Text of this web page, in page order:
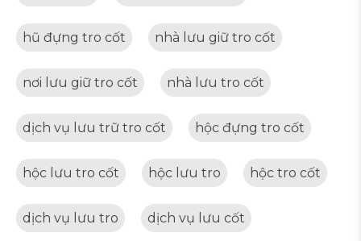
hũ đựng tro cốt nhà lưu giữ tro cốt
nơi lưu giữ tro cốt nhà lưu tro cốt
dịch vụ lưu trữ tro cốt hộc đựng tro cốt
hộc lưu tro cốt hộc lưu tro hộc tro cốt
dịch vụ lưu tro dịch vụ lưu cốt